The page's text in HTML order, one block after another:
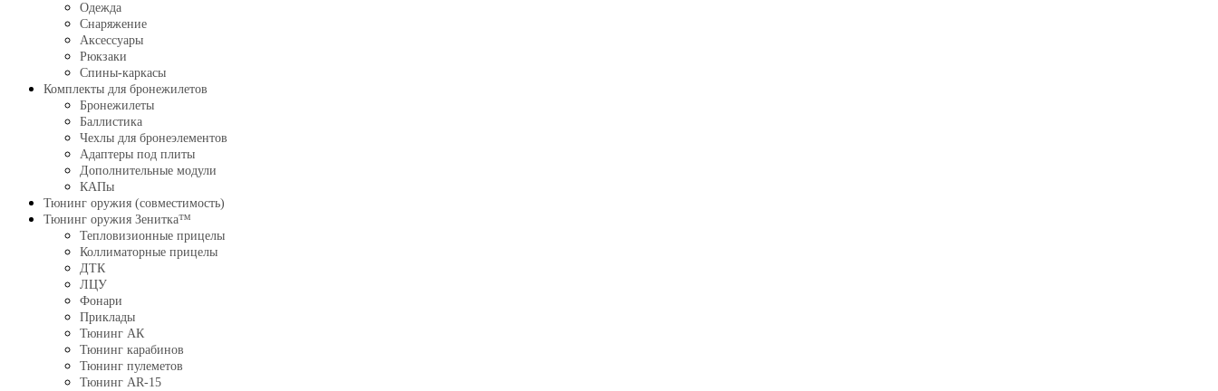
Одежда
Снаряжение
Аксессуары
Рюкзаки
Спины-каркасы
Комплекты для бронежилетов
Бронежилеты
Баллистика
Чехлы для бронеэлементов
Адаптеры под плиты
Дополнительные модули
КАПы
Тюнинг оружия (совместимость)
Тюнинг оружия Зенитка™
Тепловизионные прицелы
Коллиматорные прицелы
ДТК
ЛЦУ
Фонари
Приклады
Тюнинг АК
Тюнинг карабинов
Тюнинг пулеметов
Тюнинг AR-15